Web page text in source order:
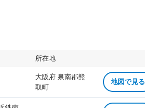
所在地
大阪府 泉南郡熊
取町
地図で見る